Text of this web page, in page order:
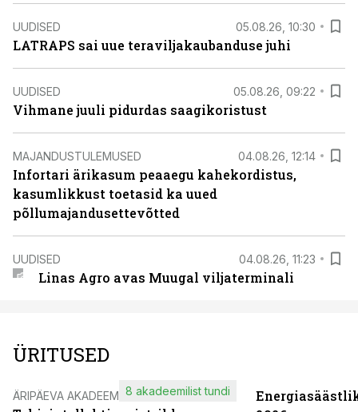
UUDISED 05.08.26, 10:30
LATRAPS sai uue teraviljakaubanduse juhi
UUDISED 05.08.26, 09:22
Vihmane juuli pidurdas saagikoristust
MAJANDUSTULEMUSED 04.08.26, 12:14
Infortari ärikasum peaaegu kahekordistus,
kasumlikkust toetasid ka uued
põllumajandusettevõtted
UUDISED 04.08.26, 11:23
Linas Agro avas Muugal viljaterminali
ÜRITUSED
ÄRIPÄEVA AKADEEMIA8 akadeemilist tundi